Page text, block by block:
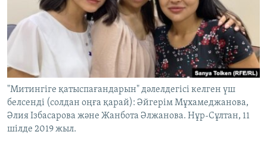
ЖАЗЫЛЫҢЫЗ
Басқа тілдерде
"Митингіге қатыспағандарын" дәлелдегісі келген үш
белсенді (солдан оңға қарай): Әйгерім Мұхамеджанова,
Әлия Ізбасарова және Жанбота Әлжанова. Нұр-Сұлтан, 11
шілде 2019 жыл.